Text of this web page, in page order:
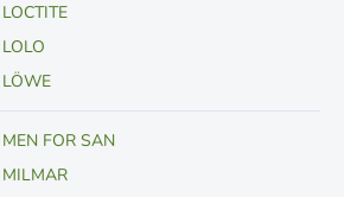
LOCTITE
LOLO
LÖWE
MEN FOR SAN
MILMAR